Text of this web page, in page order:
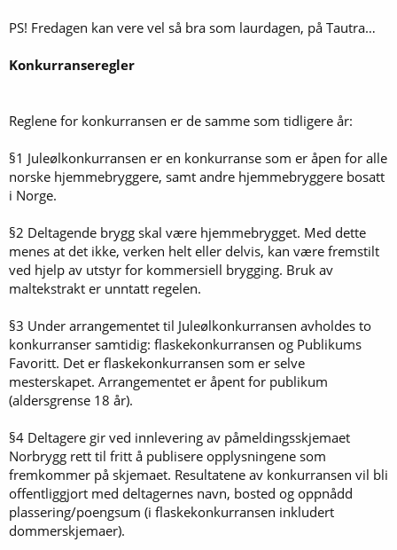
PS! Fredagen kan vere vel så bra som laurdagen, på Tautra…
Konkurranseregler
Reglene for konkurransen er de samme som tidligere år:
§1 Juleølkonkurransen er en konkurranse som er åpen for alle
norske hjemmebryggere, samt andre hjemmebryggere bosatt
i Norge.
§2 Deltagende brygg skal være hjemmebrygget. Med dette
menes at det ikke, verken helt eller delvis, kan være fremstilt
ved hjelp av utstyr for kommersiell brygging. Bruk av
maltekstrakt er unntatt regelen.
§3 Under arrangementet til Juleølkonkurransen avholdes to
konkurranser samtidig: flaskekonkurransen og Publikums
Favoritt. Det er flaskekonkurransen som er selve
mesterskapet. Arrangementet er åpent for publikum
(aldersgrense 18 år).
§4 Deltagere gir ved innlevering av påmeldingsskjemaet
Norbrygg rett til fritt å publisere opplysningene som
fremkommer på skjemaet. Resultatene av konkurransen vil bli
offentliggjort med deltagernes navn, bosted og oppnådd
plassering/poengsum (i flaskekonkurransen inkludert
dommerskjemaer).